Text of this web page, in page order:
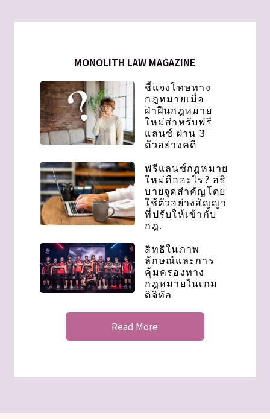
MONOLITH LAW MAGAZINE
ชี้แจงโทษทาง
กฎหมายเมื่อ
ฝ่าฝืนกฎหมาย
ใหม่สําหรับฟรี
แลนซ์ ผ่าน 3
ตัวอย่างคดี
ฟรีแลนซ์กฎหมาย
ใหม่คืออะไร? อธิ
บายจุดสําคัญโดย
ใช้ตัวอย่างสัญญา
ที่ปรับให้เข้ากับ
กฎ.
สิทธิในภาพ
ลักษณ์และการ
คุ้มครองทาง
กฎหมายในเกม
ดิจิทัล
Read More